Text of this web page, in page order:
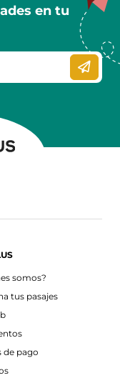
en tu
somos?
tus pasajes
de pago